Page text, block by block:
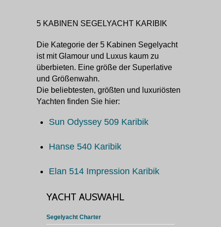
5 KABINEN SEGELYACHT KARIBIK
Die Kategorie der 5 Kabinen Segelyacht
ist mit Glamour und Luxus kaum zu
überbieten. Eine größe der Superlative
und Größenwahn.
Die beliebtesten, größten und luxuriösten
Yachten finden Sie hier:
Sun Odyssey 509 Karibik
Hanse 540 Karibik
Elan 514 Impression Karibik
YACHT AUSWAHL
Segelyacht Charter